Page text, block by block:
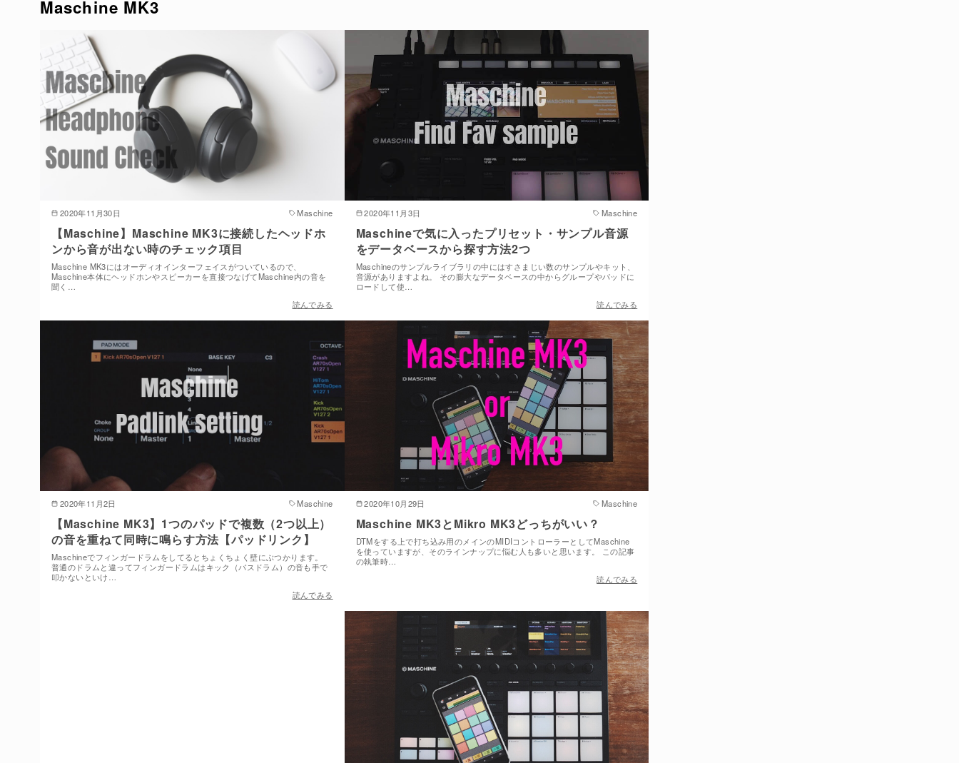
Maschine MK3
2020年11月30日 Maschine
【Maschine】Maschine MK3に接続したヘッドホ
ンから音が出ない時のチェック項目
Maschine MK3にはオーディオインターフェイスがついているので、
Maschine本体にヘッドホンやスピーカーを直接つなげてMaschine内の音を
聞く…
読んでみる
2020年11月3日 Maschine
Maschineで気に入ったプリセット・サンプル音源
をデータベースから探す方法2つ
Maschineのサンプルライブラリの中にはすさまじい数のサンプルやキット、
音源がありますよね。 その膨大なデータベースの中からグループやパッドに
ロードして使…
読んでみる
2020年11月2日 Maschine
【Maschine MK3】1つのパッドで複数（2つ以上）
の音を重ねて同時に鳴らす方法【パッドリンク】
Maschineでフィンガードラムをしてるとちょくちょく壁にぶつかります。
普通のドラムと違ってフィンガードラムはキック（バスドラム）の音も手で
叩かないといけ…
読んでみる
2020年10月29日 Maschine
Maschine MK3とMikro MK3どっちがいい？
DTMをする上で打ち込み用のメインのMIDIコントローラーとしてMaschine
を使っていますが、そのラインナップに悩む人も多いと思います。 この記事
の執筆時…
読んでみる